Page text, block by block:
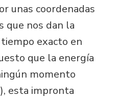
unas coordenadas
que nos dan la
exacto en
que la energía
momento
esta impronta